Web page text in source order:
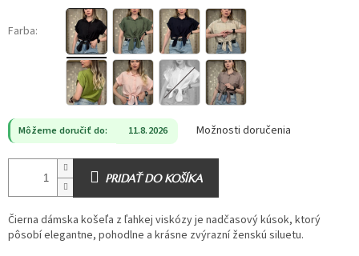
Farba:
Môžeme doručiť do: 11.8.2026 Možnosti doručenia
PRIDAŤ DO KOŠÍKA
Čierna dámska košeľa z ľahkej viskózy je nadčasový kúsok, ktorý
pôsobí elegantne, pohodlne a krásne zvýrazní ženskú siluetu.